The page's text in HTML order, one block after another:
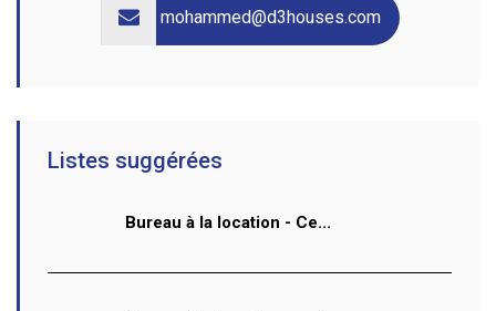
mohammed@d3houses.com
Listes suggérées
Bureau à la location - Ce...